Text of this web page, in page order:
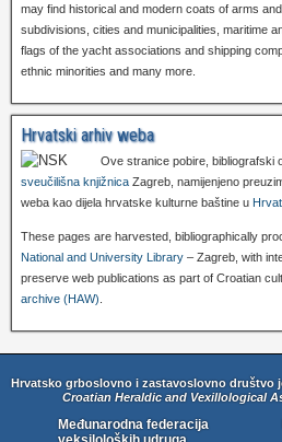
may find historical and modern coats of arms
subdivisions, cities and municipalities, maritime
flags of the yacht associations and shipping
ethnic minorities and many more.
Hrvatski arhiv weba
Ove stranice pobire, bibliografski
sveučilišna knjižnica Zagreb, namijenjeno
weba kao dijela hrvatske kulturne baštine u
These pages are harvested, bibliographically
National and University Library – Zagreb, with
preserve web publications as part of Croatian
archive (HAW)
Hrvatsko grboslovno i zastavoslovno društvo
Croatian Heraldic and Vexillological
Međunarodna federacija